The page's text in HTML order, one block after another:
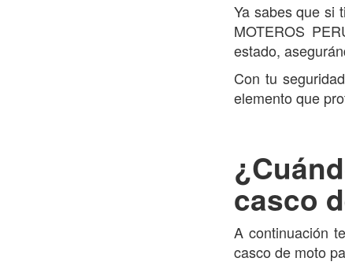
Ya sabes que si
MOTEROS
estado,
Con tu
elemento que
casco
A continuación
casco de moto